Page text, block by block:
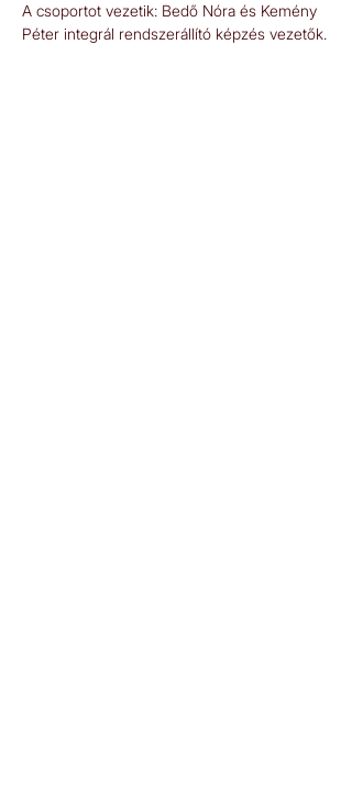
A csoportot vezetik: Bedő Nóra és Kemény
Péter integrál rendszerállító képzés vezetők.